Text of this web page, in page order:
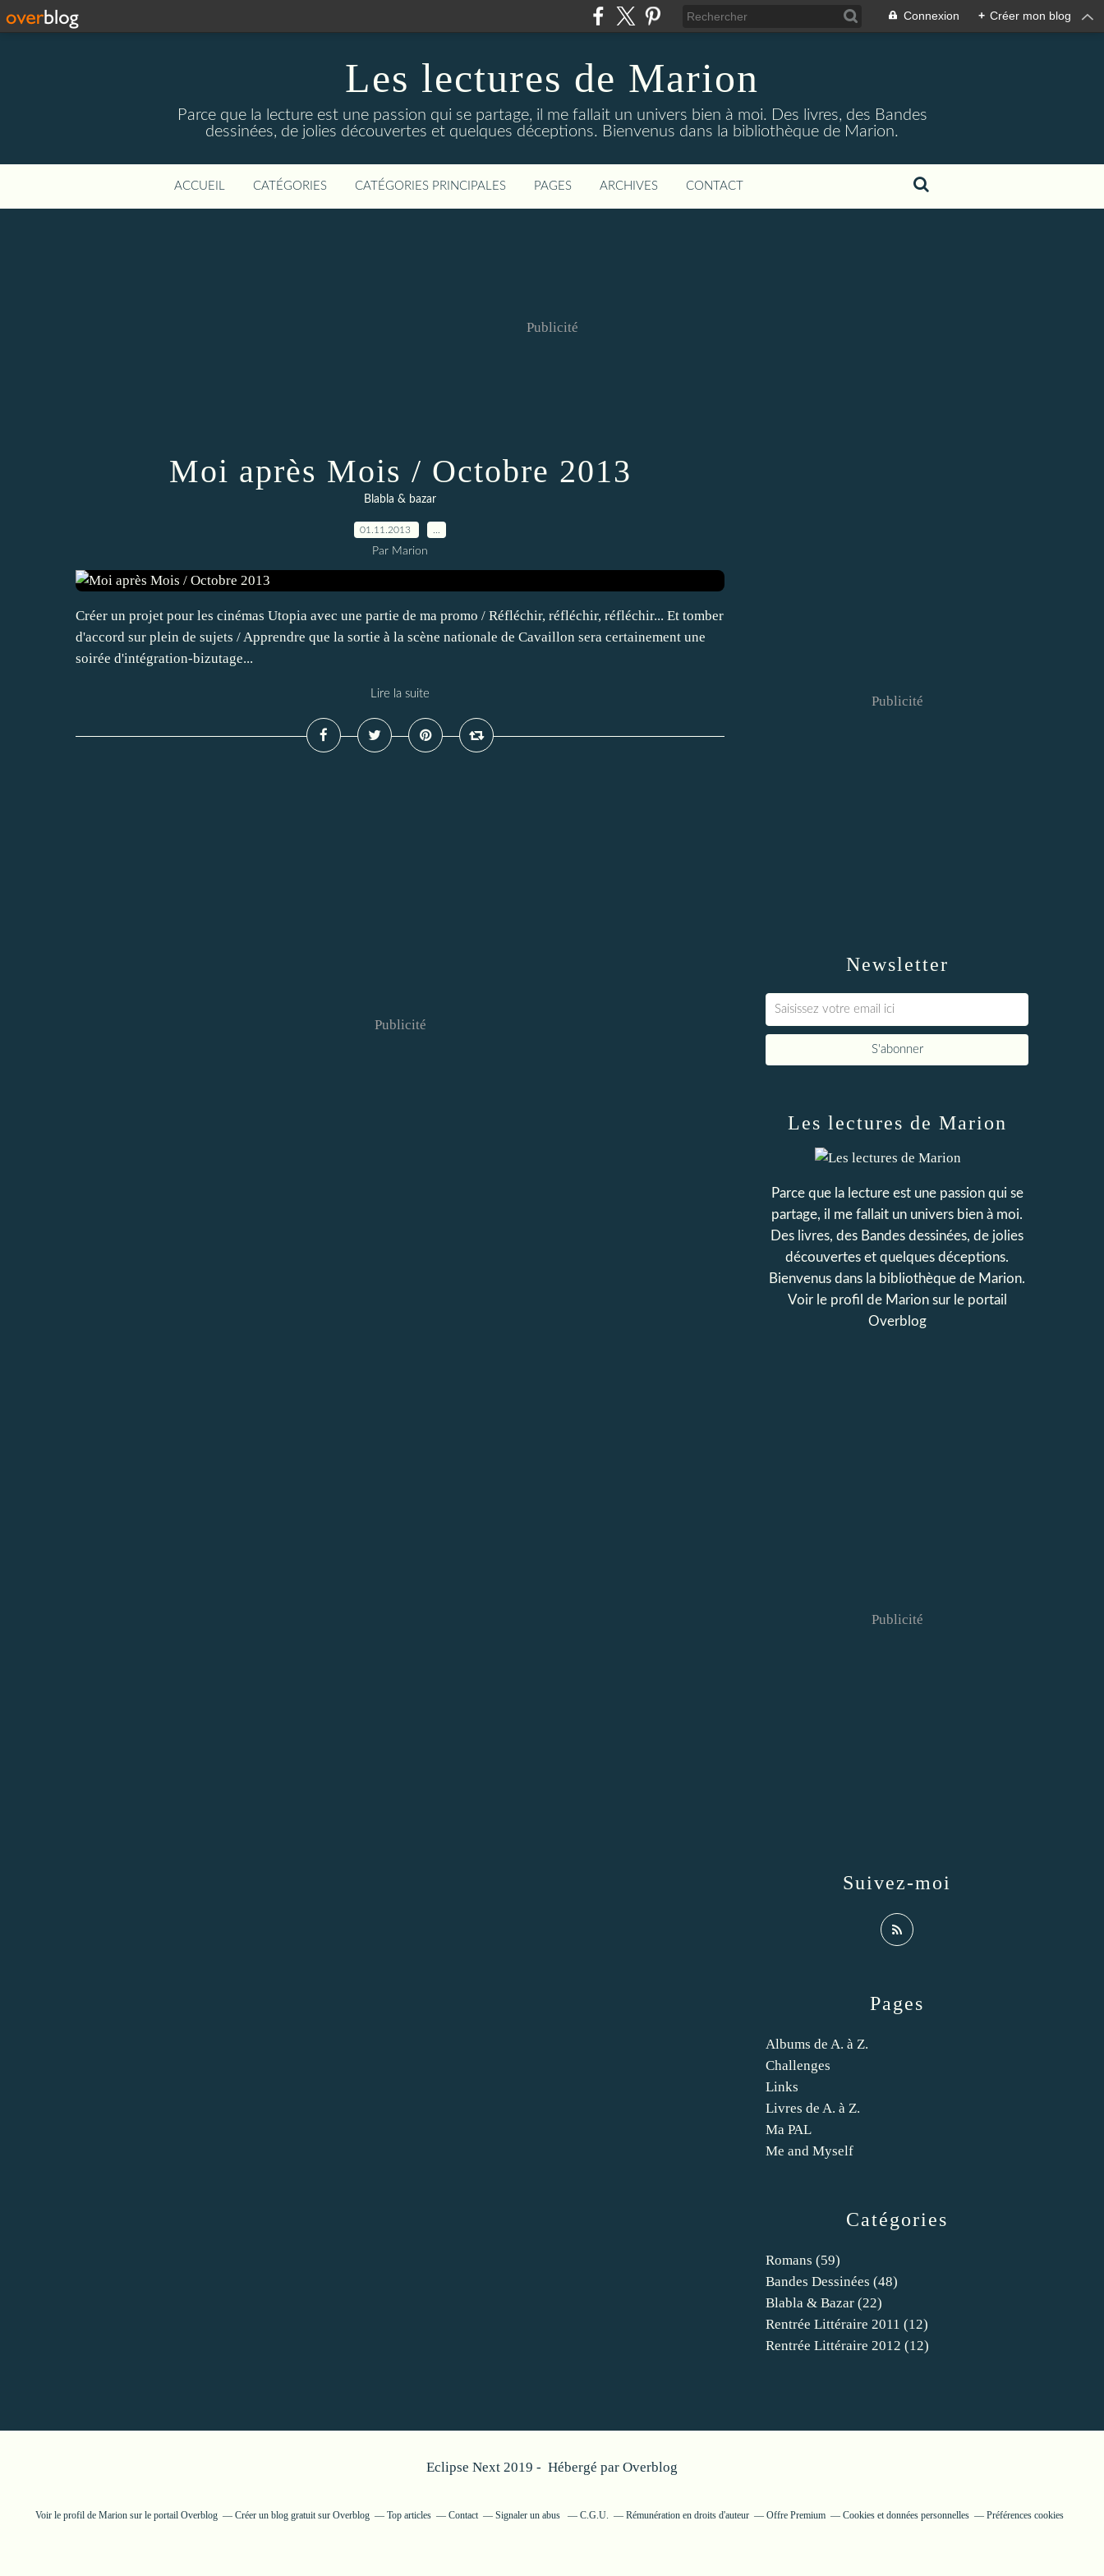
Connexion + Créer mon blog
Les lectures de Marion
Parce que la lecture est une passion qui se partage, il me fallait un univers bien à moi. Des livres, des Bandes
dessinées, de jolies découvertes et quelques déceptions. Bienvenus dans la bibliothèque de Marion.
ACCUEIL CATÉGORIES CATÉGORIES PRINCIPALES PAGES ARCHIVES CONTACT
Publicité
Moi après Mois / Octobre 2013
Blabla & bazar
01.11.2013
Par Marion
Créer un projet pour les cinémas Utopia avec une partie de ma promo / Réfléchir, réfléchir, réfléchir... Et tomber
d'accord sur plein de sujets / Apprendre que la sortie à la scène nationale de Cavaillon sera certainement une
soirée d'intégration-bizutage...
Lire la suite
Publicité
Newsletter
Publicité
Catégories
Romans (59)
Bandes Dessinées (48)
Blabla & Bazar (22)
Rentrée Littéraire 2011 (12)
Rentrée Littéraire 2012 (12)
Pages
Albums de A. à Z.
Challenges
Links
Livres de A. à Z.
Ma PAL
Me and Myself
Les lectures de Marion
Parce que la lecture est une passion qui se
partage, il me fallait un univers bien à moi.
Des livres, des Bandes dessinées, de jolies
découvertes et quelques déceptions.
Bienvenus dans la bibliothèque de Marion.
Voir le profil de Marionsur le portail
Overblog
Suivez-moi
Publicité
Eclipse Next 2019 - Hébergé par Overblog
Voir le profil de Marion sur le portail Overblog Créer un blog gratuit sur Overblog Top articles Contact Signaler un abus C.G.U. Rémunération en droits d'auteur Offre Premium Cookies et données personnelles Préférences cookies